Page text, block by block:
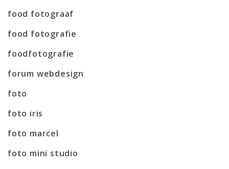
food fotograaf
food fotografie
foodfotografie
forum webdesign
foto
foto iris
foto marcel
foto mini studio